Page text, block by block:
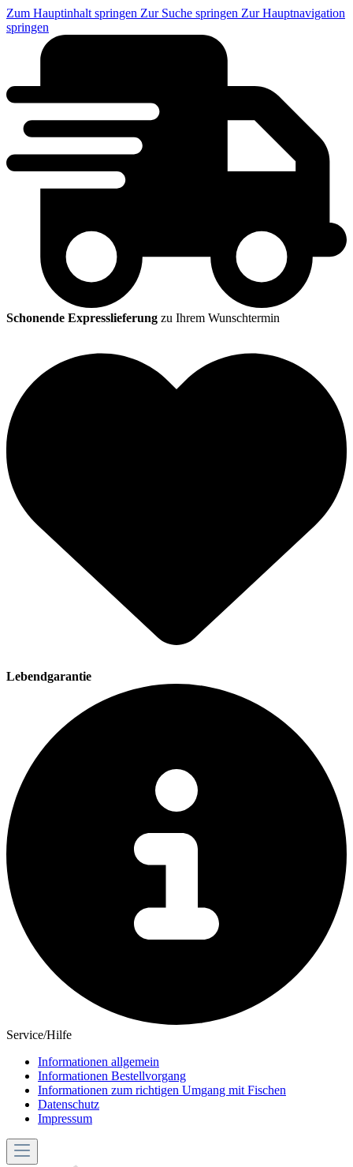
Zum Hauptinhalt springen Zur Suche springen Zur Hauptnavigation
springen
Schonende Expresslieferung zu Ihrem Wunschtermin
Lebendgarantie
Service/Hilfe
Informationen allgemein
Informationen Bestellvorgang
Informationen zum richtigen Umgang mit Fischen
Datenschutz
Impressum